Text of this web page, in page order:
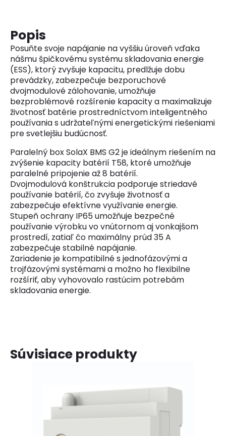
Popis
Posuňte svoje napájanie na vyššiu úroveň vďaka
nášmu špičkovému systému skladovania energie
(ESS), ktorý zvyšuje kapacitu, predlžuje dobu
prevádzky, zabezpečuje bezporuchové
dvojmodulové zálohovanie, umožňuje
bezproblémové rozšírenie kapacity a maximalizuje
životnosť batérie prostredníctvom inteligentného
používania s udržateľnými energetickými riešeniami
pre svetlejšiu budúcnosť.
Paralelný box SolaX BMS G2 je ideálnym riešením na
zvýšenie kapacity batérií T58, ktoré umožňuje
paralelné pripojenie až 8 batérií.
Dvojmodulová konštrukcia podporuje striedavé
používanie batérií, čo zvyšuje životnosť a
zabezpečuje efektívne využívanie energie.
Stupeň ochrany IP65 umožňuje bezpečné
používanie výrobku vo vnútornom aj vonkajšom
prostredí, zatiaľ čo maximálny prúd 35 A
zabezpečuje stabilné napájanie.
Zariadenie je kompatibilné s jednofázovými a
trojfázovými systémami a možno ho flexibilne
rozšíriť, aby vyhovovalo rastúcim potrebám
skladovania energie.
Súvisiace produkty